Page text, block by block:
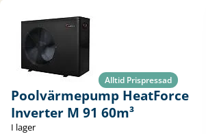
Alltid Prispressad
Poolvärmepump HeatForce
Inverter M 91 60m³
I lager